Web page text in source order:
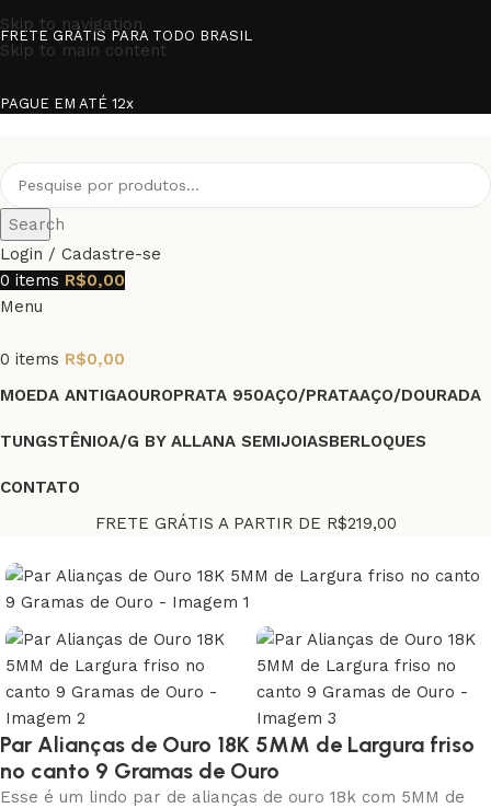
Skip to navigation
Skip to main content
FRETE GRÁTIS PARA TODO BRASIL
PAGUE EM ATÉ 12x
Search
Login / Cadastre-se
0 items R$0,00
Menu
0 items R$0,00
MOEDA ANTIGAOUROPRATA 950AÇO/PRATAAÇO/DOURADA
TUNGSTÊNIOA/G BY ALLANA SEMIJOIASBERLOQUES
CONTATO
FRETE GRÁTIS A PARTIR DE R$219,00
Par Alianças de Ouro 18K 5MM de Largura friso
no canto 9 Gramas de Ouro
Esse é um lindo par de alianças de ouro 18k com 5MM de